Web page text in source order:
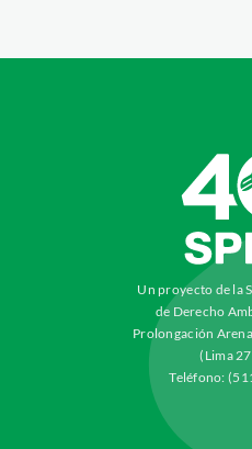
Un proyecto de la
de Derecho
Prolongación
(Lima
Teléfono: